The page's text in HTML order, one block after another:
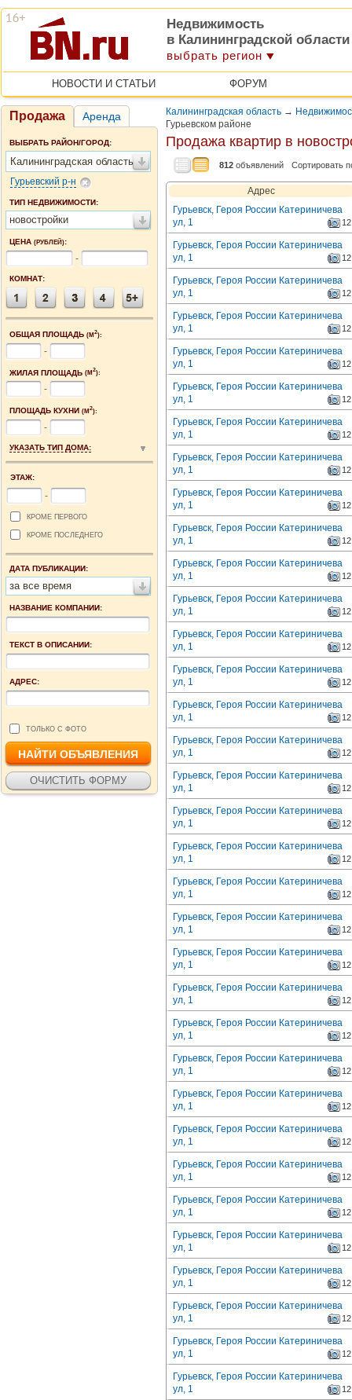
Недвижимость
в Калининградской области
выбрать регион
НОВОСТИ И СТАТЬИ ФОРУМ
Продажа Аренда
ВЫБРАТЬ РАЙОН/ГОРОД:
Калининградская область
Гурьевский р-н
ТИП НЕДВИЖИМОСТИ:
новостройки
ЦЕНА (РУБЛЕЙ):
-
КОМНАТ:
ОБЩАЯ ПЛОЩАДЬ (М2):
-
ЖИЛАЯ ПЛОЩАДЬ (М2):
-
ПЛОЩАДЬ КУХНИ (М2):
-
УКАЗАТЬ ТИП ДОМА:
ЭТАЖ:
-
КРОМЕ ПЕРВОГО
КРОМЕ ПОСЛЕДНЕГО
ДАТА ПУБЛИКАЦИИ:
за все время
НАЗВАНИЕ КОМПАНИИ:
ТЕКСТ В ОПИСАНИИ:
АДРЕС:
ТОЛЬКО С ФОТО
Калининградская область →
Гурьевском районе
Продажа квартир в
812 объявлений Сортировать
Адрес
Гурьевск, Героя России Катериничева
ул, 1
12
Гурьевск, Героя России Катериничева
ул, 1
12
Гурьевск, Героя России Катериничева
ул, 1
12
Гурьевск, Героя России Катериничева
ул, 1
12
Гурьевск, Героя России Катериничева
ул, 1
12
Гурьевск, Героя России Катериничева
ул, 1
12
Гурьевск, Героя России Катериничева
ул, 1
12
Гурьевск, Героя России Катериничева
ул, 1
12
Гурьевск, Героя России Катериничева
ул, 1
12
Гурьевск, Героя России Катериничева
ул, 1
12
Гурьевск, Героя России Катериничева
ул, 1
12
Гурьевск, Героя России Катериничева
ул, 1
12
Гурьевск, Героя России Катериничева
ул, 1
12
Гурьевск, Героя России Катериничева
ул, 1
12
Гурьевск, Героя России Катериничева
ул, 1
12
Гурьевск, Героя России Катериничева
ул, 1
12
Гурьевск, Героя России Катериничева
ул, 1
12
Гурьевск, Героя России Катериничева
ул, 1
12
Гурьевск, Героя России Катериничева
ул, 1
12
Гурьевск, Героя России Катериничева
ул, 1
12
Гурьевск, Героя России Катериничева
ул, 1
12
Гурьевск, Героя России Катериничева
ул, 1
12
Гурьевск, Героя России Катериничева
ул, 1
12
Гурьевск, Героя России Катериничева
ул, 1
12
Гурьевск, Героя России Катериничева
ул, 1
12
Гурьевск, Героя России Катериничева
ул, 1
12
Гурьевск, Героя России Катериничева
ул, 1
12
Гурьевск, Героя России Катериничева
ул, 1
12
Гурьевск, Героя России Катериничева
ул, 1
12
Гурьевск, Героя России Катериничева
ул, 1
12
Гурьевск, Героя России Катериничева
ул, 1
12
Гурьевск, Героя России Катериничева
ул, 1
12
Гурьевск, Героя России Катериничева
ул, 1
12
Гурьевск, Героя России Катериничева
ул, 1
12